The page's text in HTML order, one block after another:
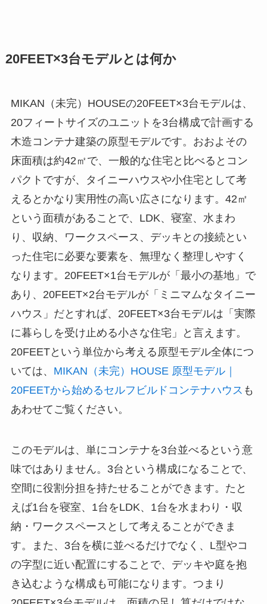
20FEET×3台モデルとは何か
MIKAN（未完）HOUSEの20FEET×3台モデルは、
20フィートサイズのユニットを3台構成で計画する
木造コンテナ建築の原型モデルです。おおよその
床面積は約42㎡で、一般的な住宅と比べるとコン
パクトですが、タイニーハウスや小住宅として考
えるとかなり実用性の高い広さになります。42㎡
という面積があることで、LDK、寝室、水まわ
り、収納、ワークスペース、デッキとの接続とい
った住宅に必要な要素を、無理なく整理しやすく
なります。20FEET×1台モデルが「最小の基地」で
あり、20FEET×2台モデルが「ミニマムなタイニー
ハウス」だとすれば、20FEET×3台モデルは「実際
に暮らしを受け止める小さな住宅」と言えます。
20FEETという単位から考える原型モデル全体につ
いては、 MIKAN （未完）HOUSE 原型モデル｜
20FEETから始めるセルフビルドコンテナハウス も
あわせてご覧ください。
このモデルは、単にコンテナを3台並べるという意
味ではありません。3台という構成になることで、
空間に役割分担を持たせることができます。たと
えば1台を寝室、1台をLDK、1台を水まわり・収
納・ワークスペースとして考えることができま
す。また、3台を横に並べるだけでなく、L型やコ
の字型に近い配置にすることで、デッキや庭を抱
き込むような構成も可能になります。つまり